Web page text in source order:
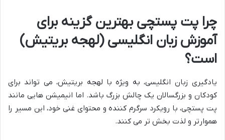
چرا پت پستچی بهترین گزینه برای
آموزش زبان انگلیسی (لهجه بریتیش)
است؟
یادگیری زبان انگلیسی، به ویژه با لهجه بریتیش، می تواند برای
کودکان و بزرگسالان یک چالش بزرگ باشد. اما انیمیشن هایی مانند
پت پستچی، با رویکرد سرگرم کننده و محتوای غنی خود، این مسیر را
هموارتر و لذت بخش تر می کنند.